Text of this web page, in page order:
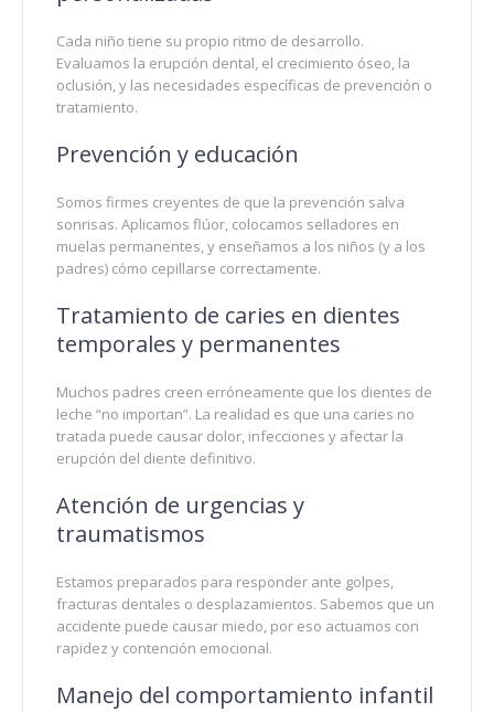
Cada niño tiene su propio ritmo de desarrollo.
Evaluamos la erupción dental, el crecimiento óseo, la
oclusión, y las necesidades específicas de prevención o
tratamiento.
Prevención y educación
Somos firmes creyentes de que la prevención salva
sonrisas. Aplicamos flúor, colocamos selladores en
muelas permanentes, y enseñamos a los niños (y a los
padres) cómo cepillarse correctamente.
Tratamiento de caries en dientes
temporales y permanentes
Muchos padres creen erróneamente que los dientes de
leche “no importan”. La realidad es que una caries no
tratada puede causar dolor, infecciones y afectar la
erupción del diente definitivo.
Atención de urgencias y
traumatismos
Estamos preparados para responder ante golpes,
fracturas dentales o desplazamientos. Sabemos que un
accidente puede causar miedo, por eso actuamos con
rapidez y contención emocional.
Manejo del comportamiento infantil